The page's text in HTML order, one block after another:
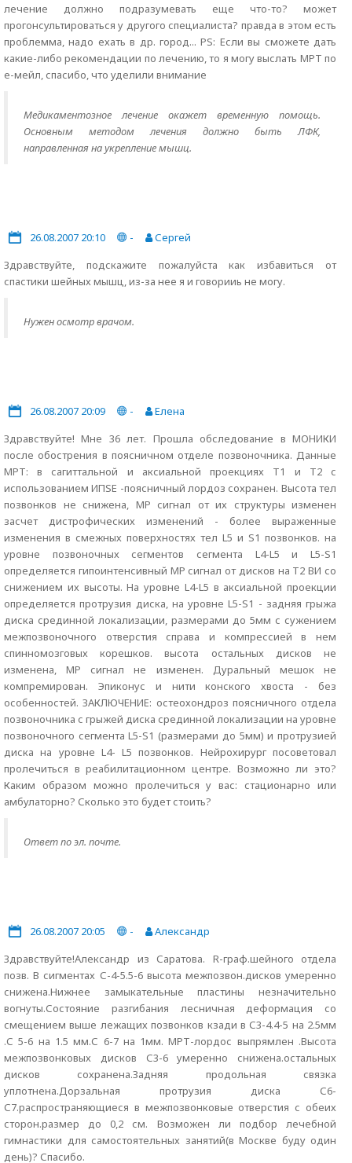
лечение должно подразумевать еще что-то? может
прогонсультироваться у другого специалиста? правда в этом есть
проблемма, надо ехать в др. город... PS: Если вы сможете дать
какие-либо рекомендации по лечению, то я могу выслать МРТ по
е-мейл, спасибо, что уделили внимание
Медикаментозное лечение окажет временную помощь.
Основным методом лечения должно быть ЛФК,
направленная на укрепление мышц.
26.08.2007 20:10 -
Сергей
Здравствуйте, подскажите пожалуйста как избавиться от
спастики шейных мышц, из-за нее я и говорииь не могу.
Нужен осмотр врачом.
26.08.2007 20:09 -
Елена
Здравствуйте! Мне 36 лет. Прошла обследование в МОНИКИ
после обострения в поясничном отделе позвоночника. Данные
МРТ: в сагиттальной и аксиальной проекциях Т1 и Т2 с
использованием ИПSE -поясничный лордоз сохранен. Высота тел
позвонков не снижена, МР сигнал от их структуры изменен
засчет дистрофических изменений - более выраженные
изменения в смежных поверхностях тел L5 и S1 позвонков. на
уровне позвоночных сегментов сегмента L4-L5 и L5-S1
определяется гипоинтенсивный МР сигнал от дисков на Т2 ВИ со
снижением их высоты. На уровне L4-L5 в аксиальной проекции
определяется протрузия диска, на уровне L5-S1 - задняя грыжа
диска срединной локализации, размерами до 5мм с сужением
межпозвоночного отверстия справа и компрессией в нем
спинномозговых корешков. высота остальных дисков не
изменена, МР сигнал не изменен. Дуральный мешок не
компремирован. Эпиконус и нити конского хвоста - без
особенностей. ЗАКЛЮЧЕНИЕ: остеохондроз поясничного отдела
позвоночника с грыжей диска срединной локализации на уровне
позвоночного сегмента L5-S1 (размерами до 5мм) и протрузией
диска на уровне L4- L5 позвонков. Нейрохирург посоветовал
пролечиться в реабилитационном центре. Возможно ли это?
Каким образом можно пролечиться у вас: стационарно или
амбулаторно? Сколько это будет стоить?
Ответ по эл. почте.
26.08.2007 20:05 -
Александр
Здравствуйте!Александр из Саратова. R-граф.шейного отдела
позв. В сигментах С-4-5.5-6 высота межпозвон.дисков умеренно
снижена.Нижнее замыкательные пластины незначительно
вогнуты.Состояние разгибания лесничная деформация со
смещением выше лежащих позвонков кзади в С3-4.4-5 на 2.5мм
.С 5-6 на 1.5 мм.С 6-7 на 1мм. МРТ-лордос выпрямлен .Высота
межпозвонковых дисков С3-6 умеренно снижена.остальных
дисков сохранена.Задняя продольная связка
уплотнена.Дорзальная протрузия диска С6-
С7.распространяющиеся в межпозвонковые отверстия с обеих
сторон.размер до 0,2 см. Возможен ли подбор лечебной
гимнастики для самостоятельных занятий(в Москве буду один
день)? Спасибо.